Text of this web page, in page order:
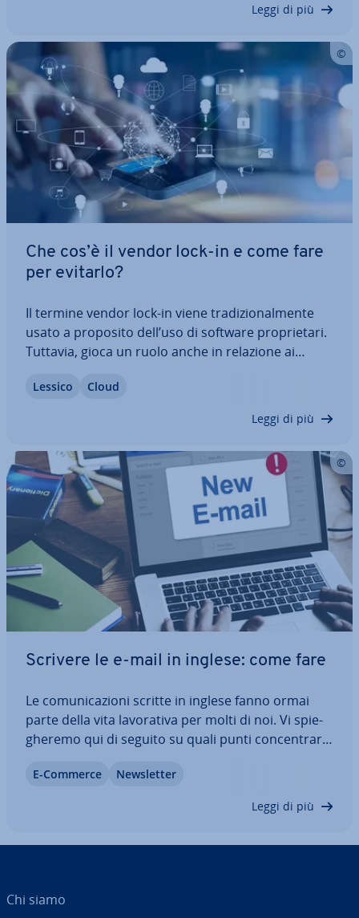
Leggi di più
Che cos’è il vendor lock-in e come fare
per evitarlo?
Il termine vendor lock-in viene tra­di­zio­nal­men­te
usato a proposito dell’uso di software pro­prie­ta­ri.
Tuttavia, gioca un ruolo anche in relazione ai
quali misure può adottare un’impresa per
Lessico Cloud
Leggi di più
Scrivere le e-mail in inglese: come fare
Le co­mu­ni­ca­zio­ni scritte in inglese fanno ormai
parte della vita la­vo­ra­ti­va per molti di noi. Vi spie­
ghe­re­mo qui di seguito su quali punti con­cen­trar­vi
come formulare cor­ret­ta­men­te il saluto iniziale e
E-Commerce New­slet­ter
Leggi di più
Chi siamo